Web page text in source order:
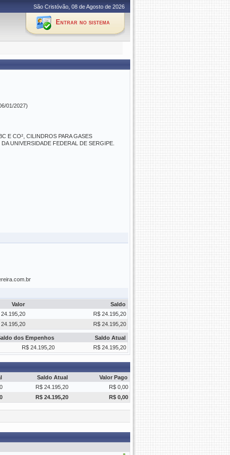
São Cristóvão, 08 de Agosto de 2026
Entrar no sistema
01/2027)
E CO², CILINDROS PARA GASES
UNIVERSIDADE FEDERAL DE SERGIPE.
Valor
Saldo
24.195,20
R$ 24.195,20
24.195,20 R$ 24.195,20
dos Empenhos
Saldo Atual
R$ 24.195,20 R$ 24.195,20
Saldo Atual
Valor Pago
R$ 24.195,20
R$ 0,00
R$ 24.195,20 R$ 0,00